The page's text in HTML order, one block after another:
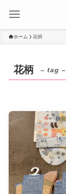
ホーム 花柄
花柄 – tag –